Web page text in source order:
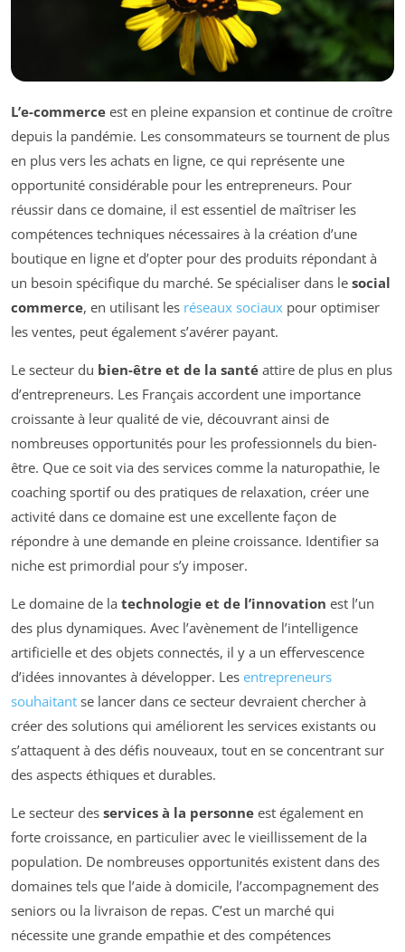
L’e-commerce est en pleine expansion et continue de croître
depuis la pandémie. Les consommateurs se tournent de plus
en plus vers les achats en ligne, ce qui représente une
opportunité considérable pour les entrepreneurs. Pour
réussir dans ce domaine, il est essentiel de maîtriser les
compétences techniques nécessaires à la création d’une
boutique en ligne et d’opter pour des produits répondant à
un besoin spécifique du marché. Se spécialiser dans le social
commerce, en utilisant les réseaux sociaux pour optimiser
les ventes, peut également s’avérer payant.
Le secteur du bien-être et de la santé attire de plus en plus
d’entrepreneurs. Les Français accordent une importance
croissante à leur qualité de vie, découvrant ainsi de
nombreuses opportunités pour les professionnels du bien-
être. Que ce soit via des services comme la naturopathie, le
coaching sportif ou des pratiques de relaxation, créer une
activité dans ce domaine est une excellente façon de
répondre à une demande en pleine croissance. Identifier sa
niche est primordial pour s’y imposer.
Le domaine de la technologie et de l’innovation est l’un
des plus dynamiques. Avec l’avènement de l’intelligence
artificielle et des objets connectés, il y a un effervescence
d’idées innovantes à développer. Les entrepreneurs
souhaitant se lancer dans ce secteur devraient chercher à
créer des solutions qui améliorent les services existants ou
s’attaquent à des défis nouveaux, tout en se concentrant sur
des aspects éthiques et durables.
Le secteur des services à la personne est également en
forte croissance, en particulier avec le vieillissement de la
population. De nombreuses opportunités existent dans des
domaines tels que l’aide à domicile, l’accompagnement des
seniors ou la livraison de repas. C’est un marché qui
nécessite une grande empathie et des compétences